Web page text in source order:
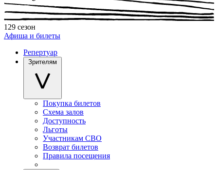
129 сезон
Афиша и билеты
Репертуар
Зрителям
Покупка билетов
Схема залов
Доступность
Льготы
Участникам СВО
Возврат билетов
Правила посещения